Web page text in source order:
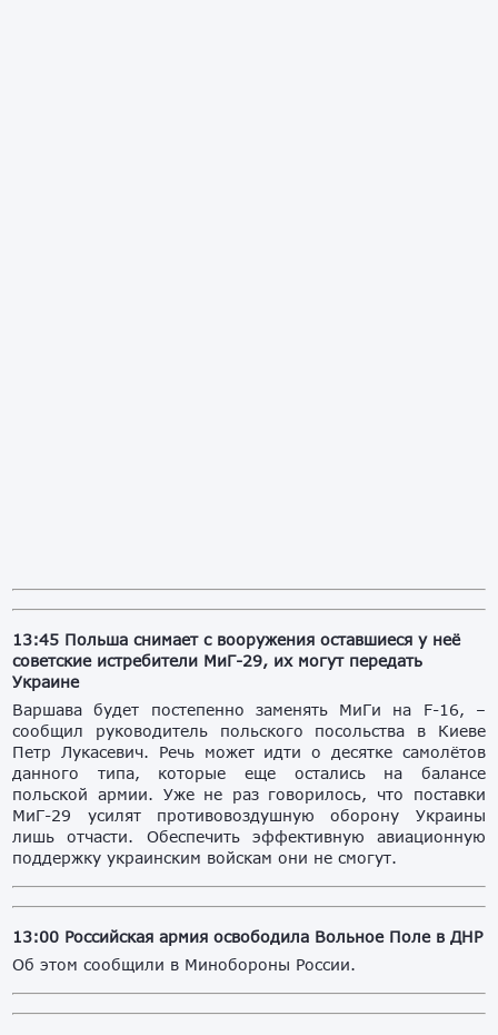
13:45 Польша снимает с вооружения оставшиеся у неё
советские истребители МиГ-29, их могут передать
Украине
Варшава будет постепенно заменять МиГи на F-16, –
сообщил руководитель польского посольства в Киеве
Петр Лукасевич. Речь может идти о десятке самолётов
данного типа, которые еще остались на балансе
польской армии. Уже не раз говорилось, что поставки
МиГ-29 усилят противовоздушную оборону Украины
лишь отчасти. Обеспечить эффективную авиационную
поддержку украинским войскам они не смогут.
13:00 Российская армия освободила Вольное Поле в ДНР
Об этом сообщили в Минобороны России.